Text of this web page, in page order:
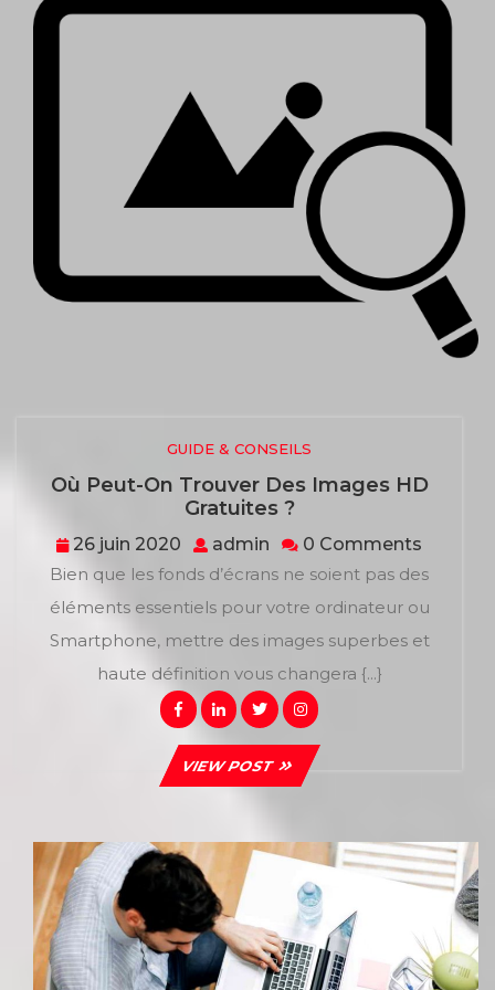
GUIDE & CONSEILS
Où Peut-On Trouver Des Images HD
Gratuites ?Où
On
Trouver
Des
HD
Gratuites
?
26 juin 2020
26
juin
2020
admin admin
0 Comments
Bien que les fonds d’écrans ne soient pas des
éléments essentiels pour votre ordinateur ou
Smartphone, mettre des images superbes et
haute définition vous changera {...}
Facebook
Linkedin
TwitterInstagram
VIEW POST
VIEW
POST